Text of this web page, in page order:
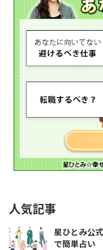
人気記事
星ひとみ公
で簡単占い